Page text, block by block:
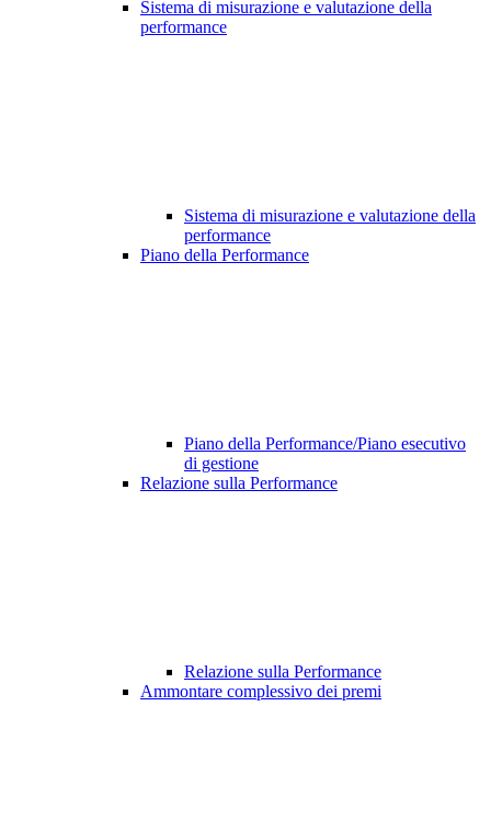
Sistema di misurazione e valutazione della
performance
Sistema di misurazione e valutazione della
performance
Piano della Performance
Piano della Performance/Piano esecutivo
di gestione
Relazione sulla Performance
Relazione sulla Performance
Ammontare complessivo dei premi